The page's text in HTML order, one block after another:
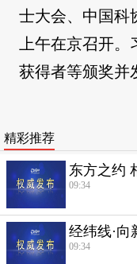
士大会、中国科
上午在京召开
获得者等颁奖并
精彩推荐